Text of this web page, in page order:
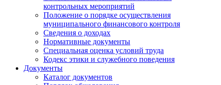
контрольных мероприятий
Положение о порядке осуществления
муниципального финансового контроля
Сведения о доходах
Нормативные документы
Специальная оценка условий труда
Кодекс этики и служебного поведения
Документы
Каталог документов